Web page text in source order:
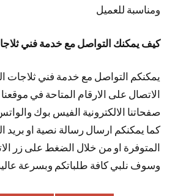
ومناسبة للعميل
كيف يمكنك التواصل مع خدمة فني
يمكنكم التواصل مع خدمة فني ثلاجات
الاتصال على الارقام المتاحة في
صفحاتنا الالكترونية الفيس بوك
كما يمكنكم ارسال رسالة نصية او بريد
المتوفرة او من خلال الضغط على زر
وسوف نلبي كافة طلباتكم وبسرعة